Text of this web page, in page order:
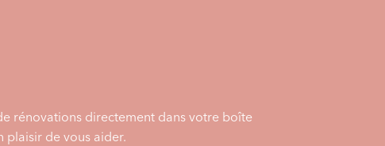
rénovations directement dans votre boîte
plaisir de vous aider.